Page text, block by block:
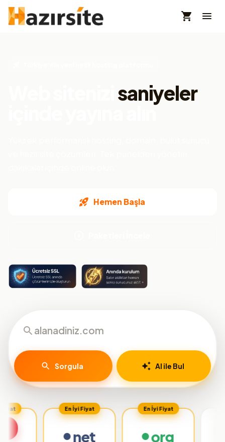
saniyeler
içinde yayına alın
Hemen Başla
Sorgula AI ile Bul
En İyi Fiyat
net
En İyi Fiyat
org